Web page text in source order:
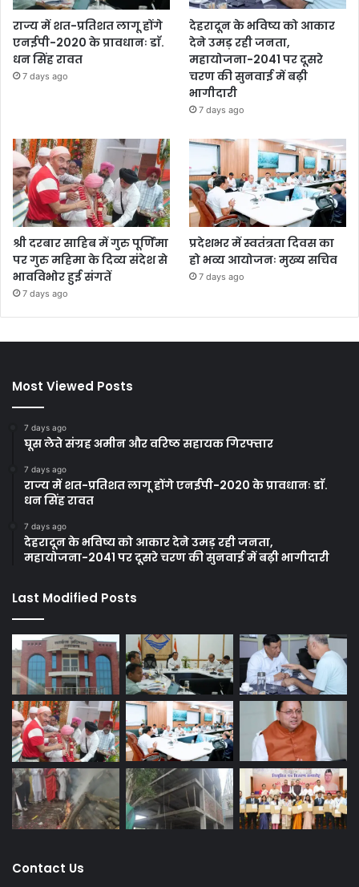
राज्य में शत-प्रतिशत लागू होंगे
एनईपी-2020 के प्रावधानः डाॅ.
धन सिंह रावत
7 days ago
देहरादून के भविष्य को आकार
देने उमड़ रही जनता,
महायोजना-2041 पर दूसरे
चरण की सुनवाई में बढ़ी
भागीदारी
7 days ago
श्री दरबार साहिब में गुरु पूर्णिमा
पर गुरु महिमा के दिव्य संदेश से
भावविभोर हुई संगतें
7 days ago
प्रदेशभर में स्वतंत्रता दिवस का
हो भव्य आयोजनः मुख्य सचिव
7 days ago
Most Viewed Posts
7 days ago
घूस लेते संग्रह अमीन और वरिष्ठ सहायक गिरफ्तार
7 days ago
राज्य में शत-प्रतिशत लागू होंगे एनईपी-2020 के प्रावधानः डाॅ.
धन सिंह रावत
7 days ago
देहरादून के भविष्य को आकार देने उमड़ रही जनता,
महायोजना-2041 पर दूसरे चरण की सुनवाई में बढ़ी भागीदारी
Last Modified Posts
Contact Us